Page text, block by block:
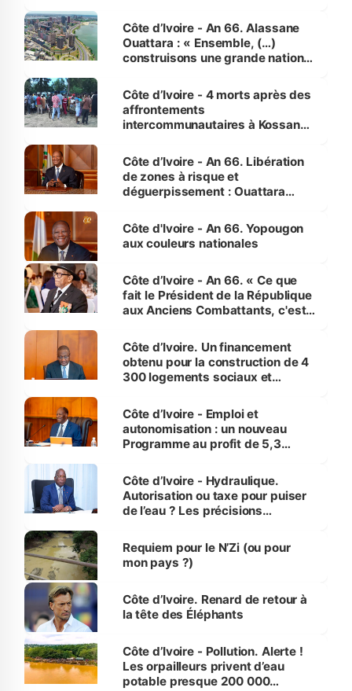
enfants
Côte d’Ivoire - An 66. Alassane
Ouattara : « Ensemble, (…)
construisons une grande nation
générations futures »
Côte d’Ivoire - 4 morts après des
affrontements
intercommunautaires à Kossandji
milieu des sinistrés
Côte d’Ivoire - An 66. Libération
de zones à risque et
déguerpissement : Ouattara
l'Etat de droit pour préserver les
vies humaines »
Côte d'Ivoire - An 66. Yopougon
aux couleurs nationales
Côte d’Ivoire - An 66. « Ce que
fait le Président de la République
aux Anciens Combattants, c'est
Côte d’Ivoire. Un financement
obtenu pour la construction de 4
300 logements sociaux et
et Yamoussoukro
Côte d’Ivoire - Emploi et
autonomisation : un nouveau
Programme au profit de 5,3
Côte d’Ivoire - Hydraulique.
Autorisation ou taxe pour puiser
de l’eau ? Les précisions
Requiem pour le N’Zi (ou pour
mon pays ?)
Côte d’Ivoire. Renard de retour à
la tête des Éléphants
Côte d’Ivoire - Pollution. Alerte !
Les orpailleurs privent d’eau
potable presque 200 000